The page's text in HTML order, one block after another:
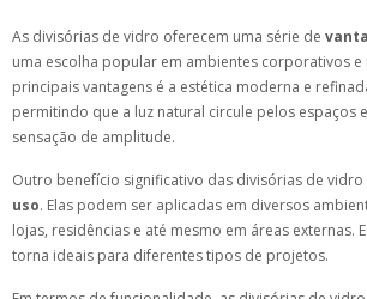
As divisórias de vidro oferecem uma série de
uma escolha popular em ambientes corporativos e
principais vantagens é a estética moderna e
permitindo que a luz natural circule pelos espaços
sensação de amplitude.
Outro benefício significativo das divisórias de vidro
uso. Elas podem ser aplicadas em diversos
lojas, residências e até mesmo em áreas externas.
torna ideais para diferentes tipos de projetos.